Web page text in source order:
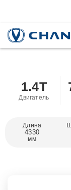
1.4T
Двигатель
Длина
4330
мм